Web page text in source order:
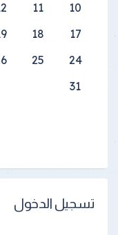
10
11
17
18
24
25
31
تسجيل الدخول